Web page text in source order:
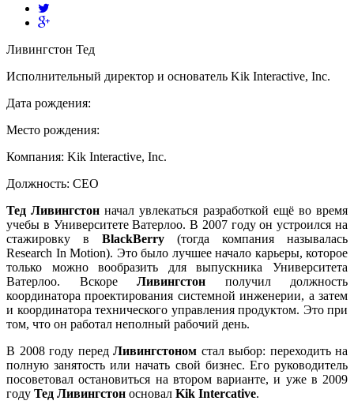
Ливингстон Тед
Исполнительный директор и основатель Kik Interactive, Inc.
Дата рождения:
Место рождения:
Компания: Kik Interactive, Inc.
Должность: CEO
Тед Ливингстон начал увлекаться разработкой ещё во время
учебы в Университете Ватерлоо. В 2007 году он устроился на
стажировку в BlackBerry (тогда компания называлась
Research In Motion). Это было лучшее начало карьеры, которое
только можно вообразить для выпускника Университета
Ватерлоо. Вскоре Ливингстон получил должность
координатора проектирования системной инженерии, а затем
и координатора технического управления продуктом. Это при
том, что он работал неполный рабочий день.
В 2008 году перед Ливингстоном стал выбор: переходить на
полную занятость или начать свой бизнес. Его руководитель
посоветовал остановиться на втором варианте, и уже в 2009
году Тед Ливингстон основал Kik Intercative.